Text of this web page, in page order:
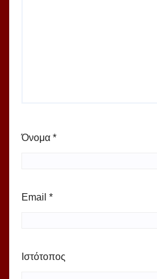
Όνομα *
Email *
Ιστότοπος